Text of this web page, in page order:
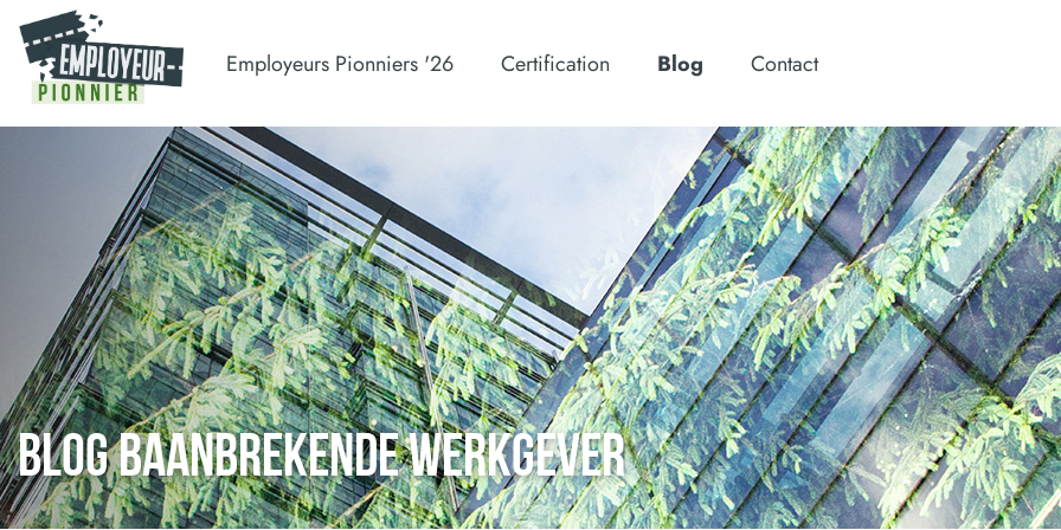
Employeurs Pionniers '26 Certification Blog Contact
BLOG BAANBREKENDE WERKGEVER